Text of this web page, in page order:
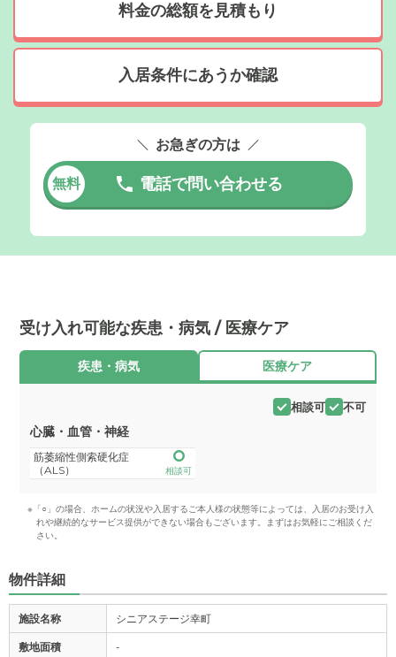
料金の総額を見積もり
入居条件にあうか確認
お急ぎの方は
無料 電話で問い合わせる
受け入れ可能な疾患・病気 / 医療ケア
疾患・病気 医療ケア
相談可 不可
心臓・血管・神経
筋萎縮性側索硬化症
（ALS）
相談可
※「○」の場合、ホームの状況や入居するご本人様の状態等によっては、入居のお受け入
れや継続的なサービス提供ができない場合もございます。まずはお気軽にご相談くだ
さい。
物件詳細
施設名称 シニアステージ幸町
敷地面積 -